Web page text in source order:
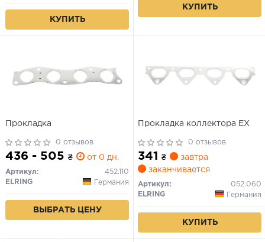
КУПИТЬ
КУПИТЬ
Прокладка
0 отзывов
436 - 505 ₴ от 0 дн.
Артикул:
452.110
ELRING
Германия
ВЫБРАТЬ ЦЕНУ
Прокладка коллектора EX
0 отзывов
341 ₴
завтра
заканчивается
Артикул:
052.060
ELRING
Германия
КУПИТЬ